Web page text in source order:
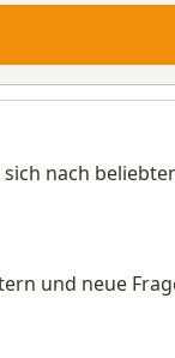
nach
und neue